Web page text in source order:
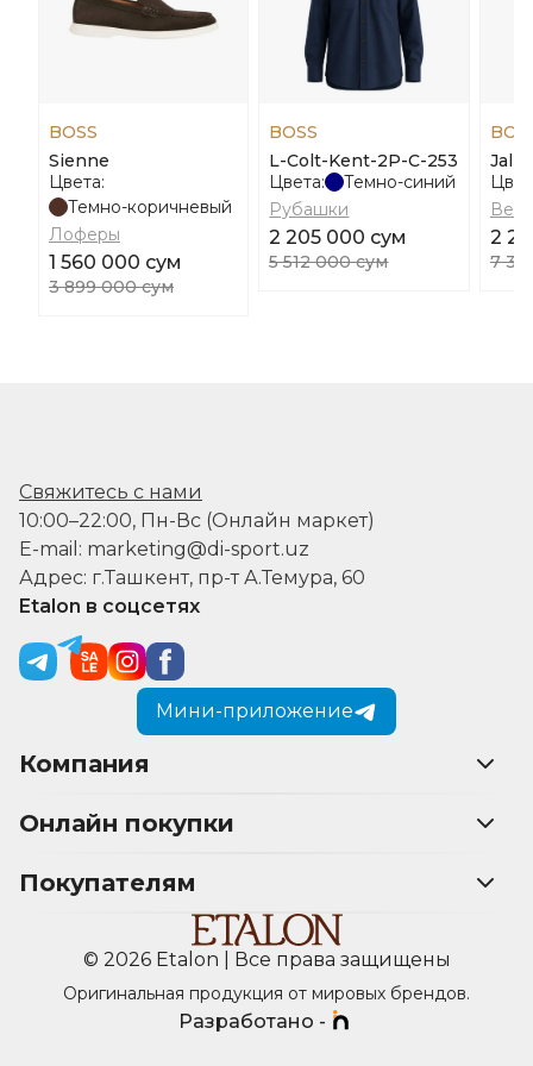
BOSS
Sienne
Цвета:
Темно-коричневый
Лоферы
1 560 000 сум
3 899 000 сум
BOSS
L-Colt-Kent-2P-C-253
Цвета:
Темно-синий
Рубашки
2 205 000 сум
5 512 000 сум
2
7
Свяжитесь с нами
10:00–22:00, Пн-Вс (Онлайн маркет)
E-mail: marketing@di-sport.uz
Адрес: г.Ташкент, пр-т А.Темура, 60
Etalon в соцсетях
Мини-приложение
Компания
Онлайн покупки
Покупателям
© 2026 Etalon | Все права защищены
Оригинальная продукция от мировых брендов.
Разработано -